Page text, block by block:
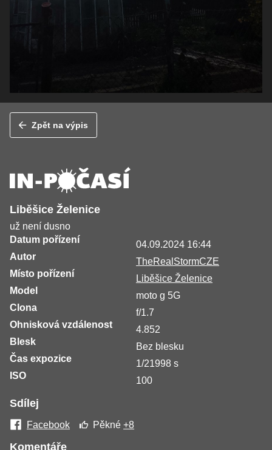
Zpět na výpis
Liběšice Želenice
už není dusno
Datum pořízení
04.09.2024 16:44
Autor
TheRealStormCZE
Místo pořízení
Liběšice Želenice
Model
moto g 5G
Clona
f/1.7
Ohnisková vzdálenost
4.852
Blesk
Bez blesku
Čas expozice
1/21998 s
ISO
100
Sdílej
Facebook Pěkné+8
Komentáře